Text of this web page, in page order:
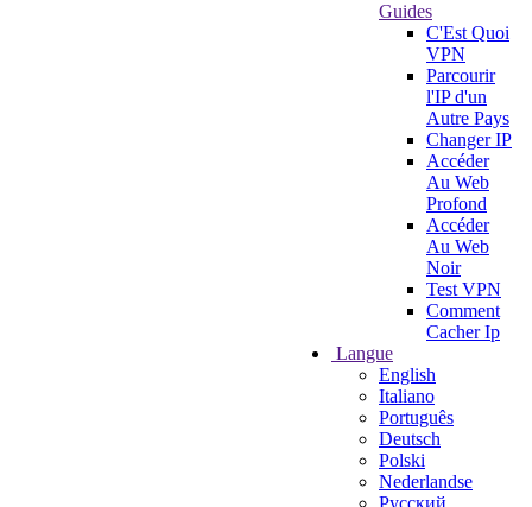
Guides
C'Est Quoi
VPN
Parcourir
l'IP d'un
Autre Pays
Changer IP
Accéder
Au Web
Profond
Accéder
Au Web
Noir
Test VPN
Comment
Cacher Ip
Langue
English
Italiano
Português
Deutsch
Polski
Nederlandse
Русский